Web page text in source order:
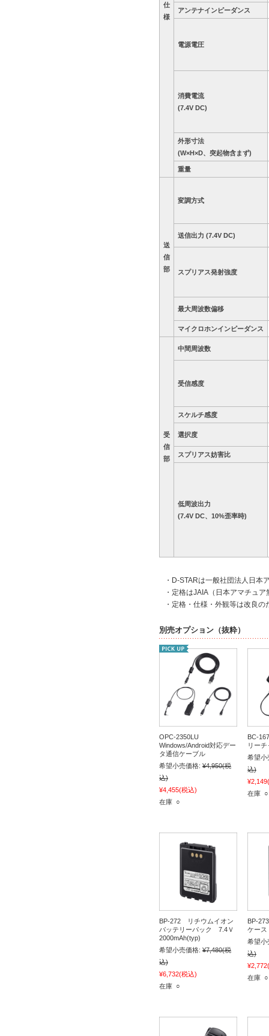
仕
様
アンテナインピーダンス
電源電圧
消費電流
(7.4V DC)
外形寸法
(W×H×D、突起物含まず)
重量
送
信
部
変調方式
送信出力 (7.4V DC)
スプリアス発射強度
最大周波数偏移
マイクロホンインピーダンス
受
信
部
中間周波数
受信感度
スケルチ感度
選択度
スプリアス妨害比
低周波出力
(7.4V DC、10%歪率時)
・ D-STARは一般社団法人日本
・ 定格はJAIA（日本アマチュ
・ 定格・仕様・外観等は改良
別売オプション（抜粋）
OPC-2350LU
Windows/Android対応デー
タ通信ケーブル
希望小売価格: ¥4,950(税
込)
¥4,455(税込)
在庫 ○
BC-
リー
希望小
込)
¥2,149
在庫 ○
BP-272 リチウムイオン
バッテリーパック 7.4Ｖ
2000mAh(typ)
希望小売価格: ¥7,480(税
込)
¥6,732(税込)
在庫 ○
BP-
ケース
希望小
込)
¥2,772
在庫 ○